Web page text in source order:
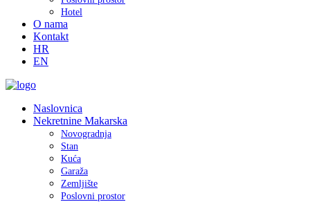
Hotel
O nama
Kontakt
HR
EN
Naslovnica
Nekretnine Makarska
Novogradnja
Stan
Kuća
Garaža
Zemljište
Poslovni prostor